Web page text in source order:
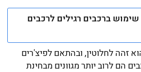
ברכבים רגילים לרכבים
זהה לחלוטין, ובהתאם לפיצ'רים
הם לרוב יותר מגוונים מבחינת